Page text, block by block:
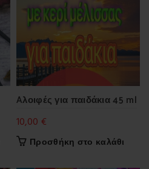
Aλοιφές για παιδάκια 45 ml
10,00 €
Προσθήκη στο καλάθι